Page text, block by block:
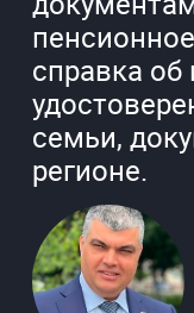
справка об
семьи,
регионе.